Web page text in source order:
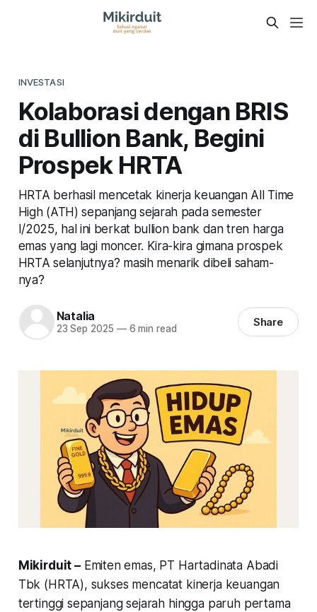
INVESTASI
Kolaborasi dengan BRIS
di Bullion Bank, Begini
Prospek HRTA
HRTA berhasil mencetak kinerja keuangan All Time
High (ATH) sepanjang sejarah pada semester
I/2025, hal ini berkat bullion bank dan tren harga
emas yang lagi moncer. Kira-kira gimana prospek
HRTA selanjutnya? masih menarik dibeli saham-
nya?
Natalia
23 Sep 2025 —6 min read Share
Mikirduit –Emiten emas, PT Hartadinata Abadi
Tbk (HRTA), sukses mencatat kinerja keuangan
tertinggi sepanjang sejarah hingga paruh pertama